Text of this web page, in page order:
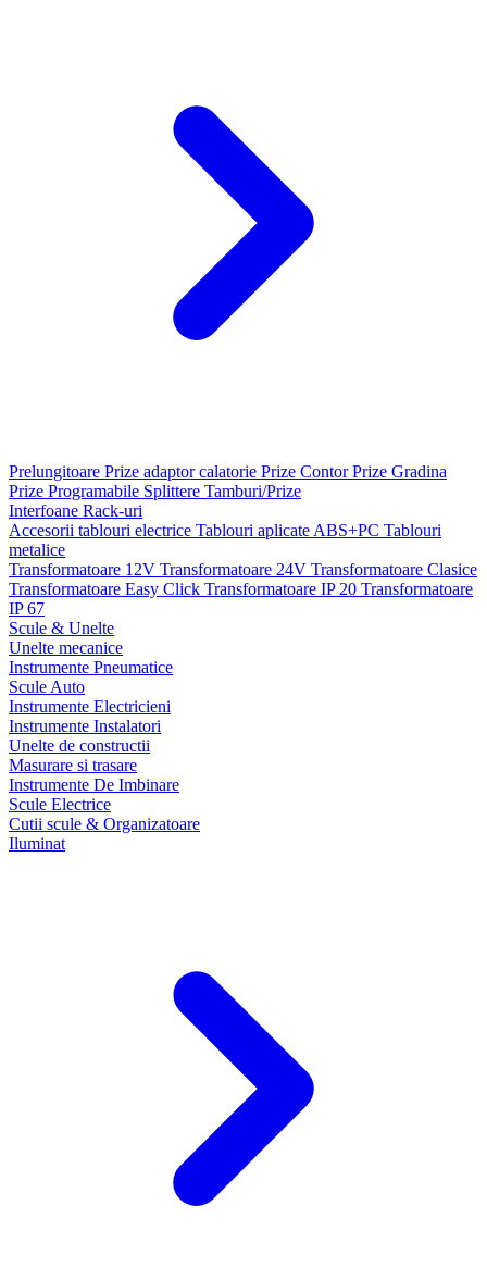
Prelungitoare Prize adaptor calatorie Prize ContorPrize Gradina
Prize Programabile Splittere Tamburi/Prize
Interfoane Rack-uri
Accesorii tablouri electrice Tablouri aplicate ABS+PC Tablouri
metalice
Transformatoare 12V Transformatoare 24V Transformatoare Clasice
Transformatoare Easy Click Transformatoare IP 20 Transformatoare
IP 67
Scule & Unelte
Unelte mecanice
Instrumente Pneumatice
Scule Auto
Instrumente Electricieni
Instrumente Instalatori
Unelte de constructii
Masurare si trasare
Instrumente De Imbinare
Scule Electrice
Cutii scule & Organizatoare
Iluminat